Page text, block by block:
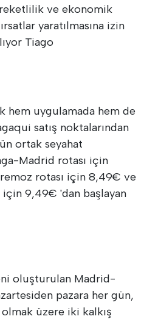
ve ekonomik
yaratılmasına izin
Tiago
hem uygulamada hem de
satış noktalarından
ortak seyahat
Madrid rotası için
rotası için 8,49€ ve
için 9,49€ 'dan başlayan
oluşturulan Madrid-
pazara her gün,
üzere iki kalkış